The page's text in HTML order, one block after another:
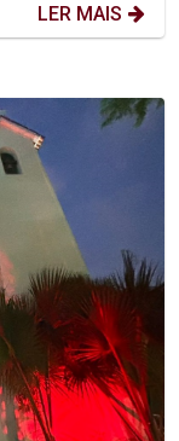
LER MAIS